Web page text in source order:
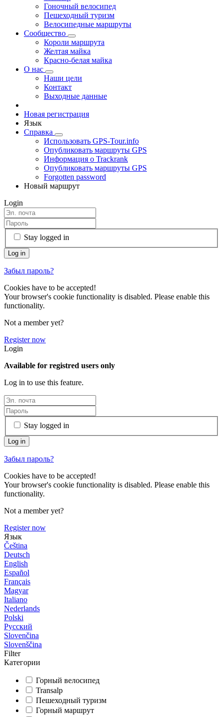
Гоночный велосипед
Пешеходный туризм
Велосипедные маршруты
Сообщество
Короли маршрута
Желтая майка
Красно-белая майка
О нас
Наши цели
Контакт
Выходные данные
Новая регистрация
Язык
Справка
Использовать GPS-Tour.info
Опубликовать маршруты GPS
Информация о Trackrank
Опубликовать маршруты GPS
Forgotten password
Новый маршрут
Login
Stay logged in
Забыл пароль?
Cookies have to be accepted!
Your browser's cookie functionality is disabled. Please enable this
functionality.
Not a member yet?
Register now
Login
Available for registred users only
Log in to use this feature.
Stay logged in
Забыл пароль?
Cookies have to be accepted!
Your browser's cookie functionality is disabled. Please enable this
functionality.
Not a member yet?
Register now
Язык
Čeština
Deutsch
English
Español
Français
Magyar
Italiano
Nederlands
Polski
Русский
Slovenčina
Slovenščina
Filter
Категории
Горный велосипед
Transalp
Пешеходный туризм
Горный маршрут